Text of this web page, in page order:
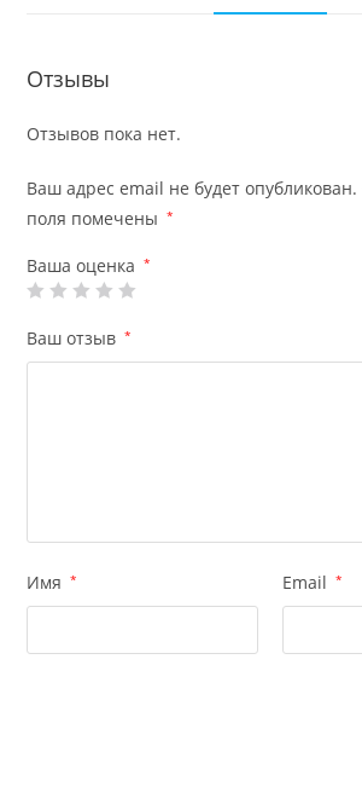
Отзывы
Отзывов пока нет.
Ваш адрес email не будет опубликован.
поля помечены
*
Ваша оценка *
Ваш отзыв *
Имя * Email *